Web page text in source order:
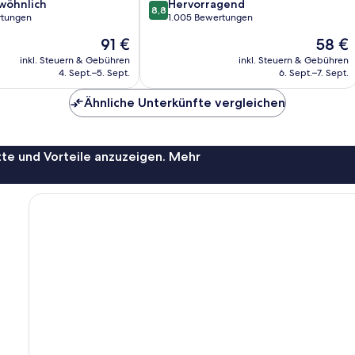
Der
Preis
beträgt
91 €
inkl. Steuern & Gebühren
4. Sept.–5. Sept.
8.8
von
8,8 Hervorragend
1.005 Bewertungen
Der
Preis
beträgt
58 €
inkl. Steuern & Gebühren
6. Sept.–7. Sept.
Ähnliche Unterkünfte vergleichen
und Vorteile anzuzeigen. Mehr